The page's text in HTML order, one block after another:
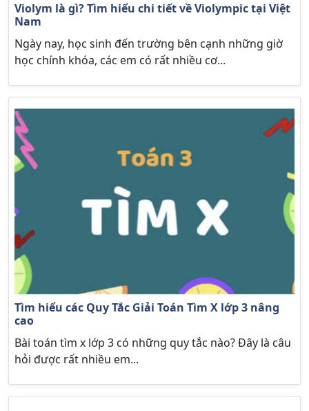
Violym là gì? Tìm hiểu chi tiết về Violympic tại Việt
Nam
Ngày nay, học sinh đến trường bên cạnh những giờ
học chính khóa, các em có rất nhiều cơ...
Tìm hiểu các Quy Tắc Giải Toán Tìm X lớp 3 nâng
cao
Bài toán tìm x lớp 3 có những quy tắc nào? Đây là câu
hỏi được rất nhiều em...